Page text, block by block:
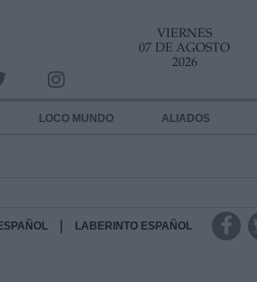
VIERNES
07 DE AGOSTO
2026
LOCO MUNDO ALIADOS
LABERINTO ESPAÑOL
LA PROTECCIÓN DE TUS DATOS